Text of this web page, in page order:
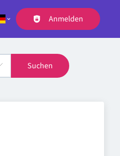
Anmelden
Suchen